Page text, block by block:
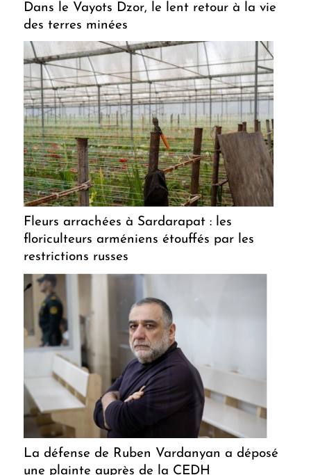
Dans le Vayots Dzor, le lent retour à la vie
des terres minées
Fleurs arrachées à Sardarapat : les
floriculteurs arméniens étouffés par les
restrictions russes
La défense de Ruben Vardanyan a déposé
une plainte auprès de la CEDH